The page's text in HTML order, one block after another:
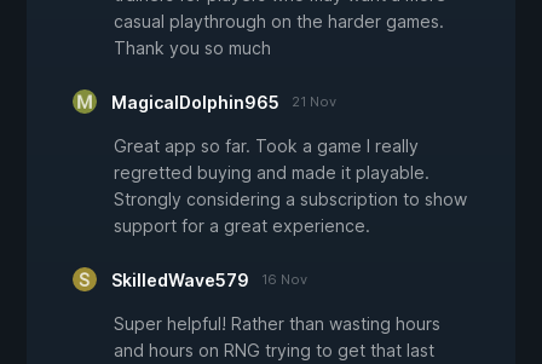
casual playthrough on the harder games.
Thank you so much
MagicalDolphin965 21 Nov
Great app so far. Took a game I really
regretted buying and made it playable.
Strongly considering a subscription to show
support for a great experience.
SkilledWave579 16 Nov
Super helpful! Rather than wasting hours
and hours on RNG trying to get that last